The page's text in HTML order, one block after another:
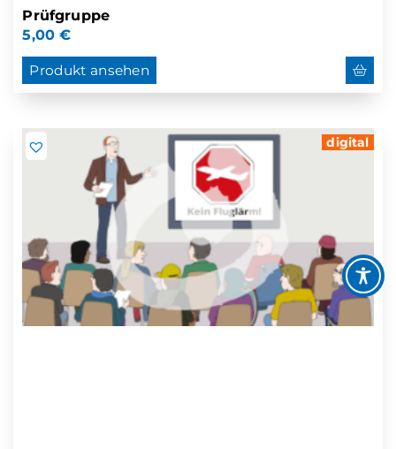
Prüfgruppe
5,00€
Produkt ansehen
digital